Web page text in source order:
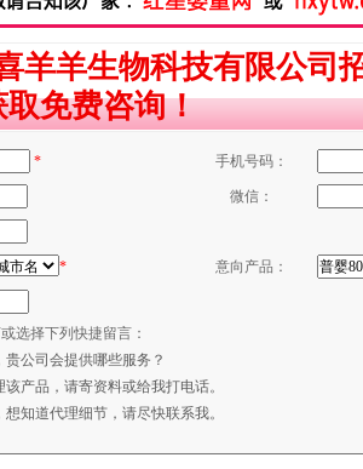
羊羊生物科技有限公司
免费咨询！
* 手机号码：
微信：
* 意向产品：
选择下列快捷留言：
贵公司会提供哪些服务？
产品，请寄资料或给我打电话。
知道代理细节，请尽快联系我。